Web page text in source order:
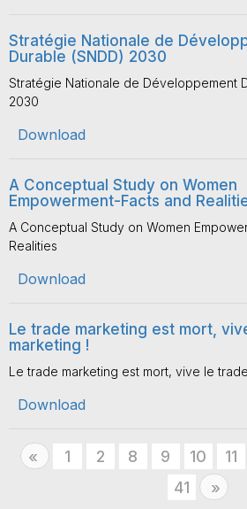
Stratégie Nationale de
Durable (SNDD) 2030
Stratégie Nationale de Développement
2030
Download
A Conceptual Study on Women
Empowerment-Facts and
A Conceptual Study on Women
Realities
Download
Le trade marketing est mort,
marketing !
Le trade marketing est mort, vive le
Download
« Previous
1 2 8 9 10 11
41
»Next